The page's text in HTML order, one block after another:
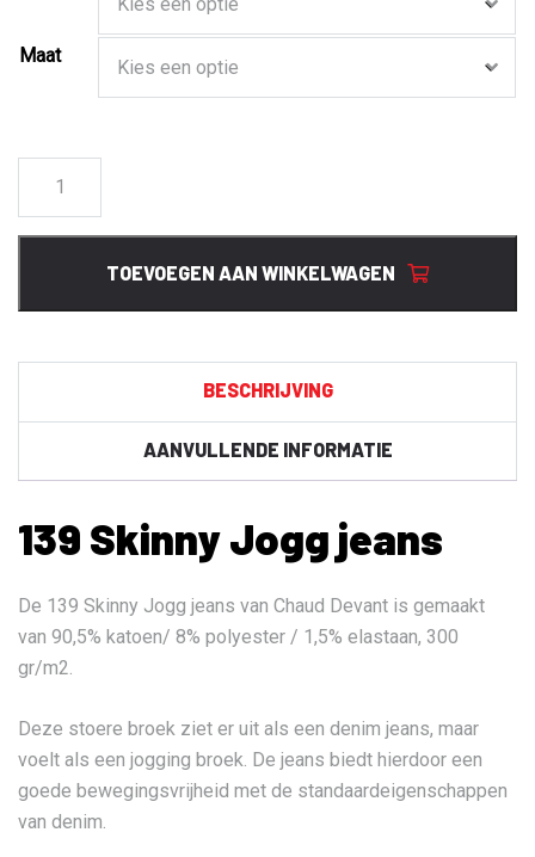
Maat
Skinny
Jogg
TOEVOEGEN AAN WINKELWAGEN
BESCHRIJVING
AANVULLENDE INFORMATIE
139 Skinny Jogg jeans
De 139 Skinny Jogg jeans van Chaud Devant is gemaakt
van 90,5% katoen/ 8% polyester / 1,5% elastaan, 300
gr/m2.
Deze stoere broek ziet er uit als een denim jeans, maar
voelt als een jogging broek. De jeans biedt hierdoor een
goede bewegingsvrijheid met de standaardeigenschappen
van denim.